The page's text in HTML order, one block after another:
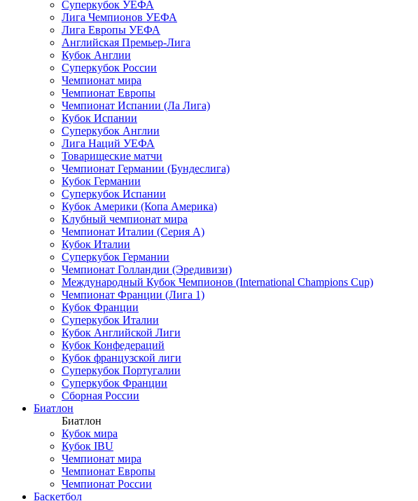
Суперкубок УЕФА
Лига Чемпионов УЕФА
Лига Европы УЕФА
Английская Премьер-Лига
Кубок Англии
Суперкубок России
Чемпионат мира
Чемпионат Европы
Чемпионат Испании (Ла Лига)
Кубок Испании
Суперкубок Англии
Лига Наций УЕФА
Товарищеские матчи
Чемпионат Германии (Бундеслига)
Кубок Германии
Суперкубок Испании
Кубок Америки (Копа Америка)
Клубный чемпионат мира
Чемпионат Италии (Серия А)
Кубок Италии
Суперкубок Германии
Чемпионат Голландии (Эредивизи)
Международный Кубок Чемпионов (International Champions Cup)
Чемпионат Франции (Лига 1)
Кубок Франции
Суперкубок Италии
Кубок Английской Лиги
Кубок Конфедераций
Кубок французской лиги
Суперкубок Португалии
Суперкубок Франции
Сборная России
Биатлон
Биатлон
Кубок мира
Кубок IBU
Чемпионат мира
Чемпионат Европы
Чемпионат России
Баскетбол